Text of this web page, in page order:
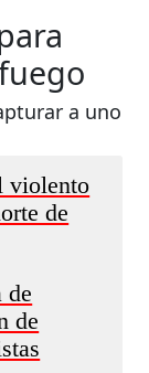
a uno
violento
de
de
de